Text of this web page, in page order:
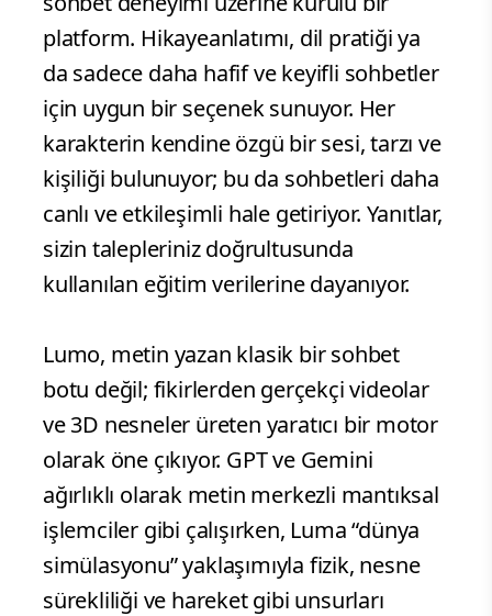
platform. Hikayeanlatımı, dil pratiği ya
da sadece daha hafif ve keyifli sohbetler
için uygun bir seçenek sunuyor. Her
karakterin kendine özgü bir sesi, tarzı ve
kişiliği bulunuyor; bu da sohbetleri daha
canlı ve etkileşimli hale getiriyor. Yanıtlar,
sizin talepleriniz doğrultusunda
kullanılan eğitim verilerine dayanıyor.
Lumo, metin yazan klasik bir sohbet
botu değil; fikirlerden gerçekçi videolar
ve 3D nesneler üreten yaratıcı bir motor
olarak öne çıkıyor. GPT ve Gemini
ağırlıklı olarak metin merkezli mantıksal
işlemciler gibi çalışırken, Luma “dünya
simülasyonu” yaklaşımıyla fizik, nesne
sürekliliği ve hareket gibi unsurları